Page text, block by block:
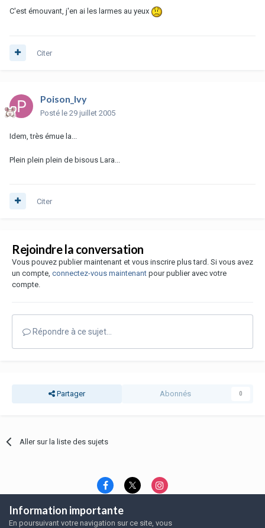
C'est émouvant, j'en ai les larmes au yeux
Citer
Poison_Ivy
Posté le 29 juillet 2005
Idem, très émue la...
Plein plein plein de bisous Lara...
Citer
Rejoindre la conversation
Vous pouvez publier maintenant et vous inscrire plus tard. Si vous avez
un compte, connectez-vous maintenant pour publier avec votre
compte.
Répondre à ce sujet…
Partager Abonnés 0
Aller sur la liste des sujets
Langue Thème
Politique de confidentialité
Nous contacter
Nous contacter
Information importante
En poursuivant votre navigation sur ce site, vous